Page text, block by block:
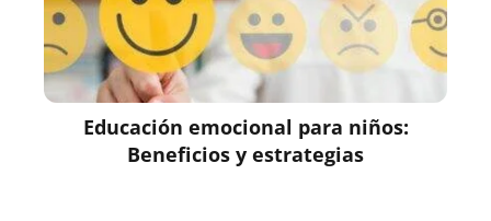
Educación emocional para niños:
Beneficios y estrategias